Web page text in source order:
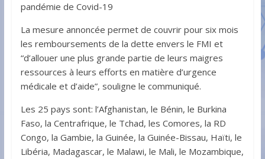
pandémie de Covid-19
La mesure annoncée permet de couvrir pour six mois
les remboursements de la dette envers le FMI et
“d’allouer une plus grande partie de leurs maigres
ressources à leurs efforts en matière d’urgence
médicale et d’aide”, souligne le communiqué.
Les 25 pays sont: l’Afghanistan, le Bénin, le Burkina
Faso, la Centrafrique, le Tchad, les Comores, la RD
Congo, la Gambie, la Guinée, la Guinée-Bissau, Haïti, le
Libéria, Madagascar, le Malawi, le Mali, le Mozambique,